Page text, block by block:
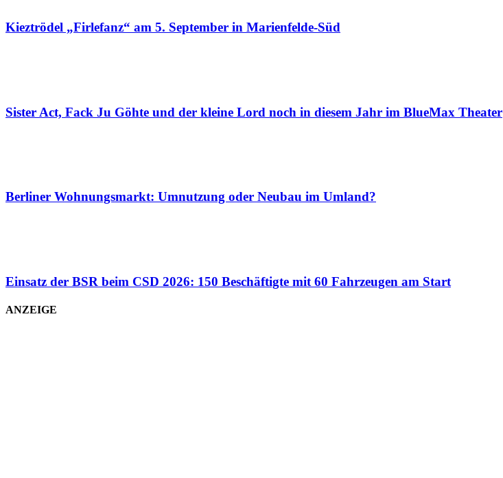
Kieztrödel „Firlefanz“ am 5. September in Marienfelde-Süd
Sister Act, Fack Ju Göhte und der kleine Lord noch in diesem Jahr im BlueMax Theater
Berliner Wohnungsmarkt: Umnutzung oder Neubau im Umland?
Einsatz der BSR beim CSD 2026: 150 Beschäftigte mit 60 Fahrzeugen am Start
ANZEIGE